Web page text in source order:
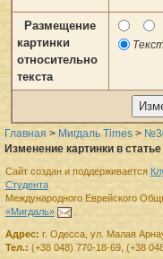
Размещение
картинки
относительно
текста
Главная > Мигдаль Times >
Изменение картинки в
Сайт создан и поддерживается
Студента
Международного Еврейского
«Мигдаль»
Адрес: г. Одесса, ул. Малая
Тел.: (+38 048) 770-18-69, (+38